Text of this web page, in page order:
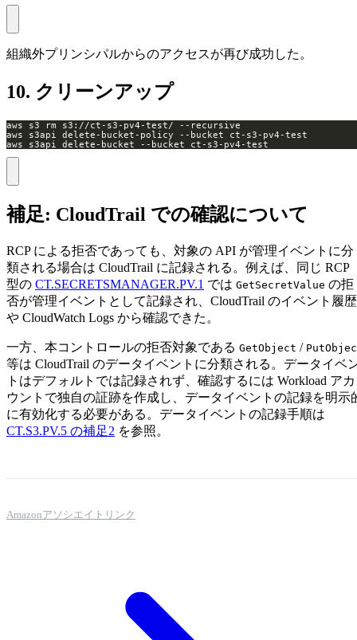
組織外プリンシパルからのアクセスが再び成功した。
10. クリーンアップ
aws s3api delete-bucket --bucket ct-s3-pv4-test
補足: CloudTrail での確認について
RCP による拒否であっても、対象の API が管理イベントに分
類される場合は CloudTrail に記録される。例えば、同じ RCP
型の CT.SECRETSMANAGER.PV.1 では GetSecretValue の拒
否が管理イベントとして記録され、CloudTrail のイベント履歴
や CloudWatch Logs から確認できた。
一方、本コントロールの拒否対象である GetObject /
等は CloudTrail のデータイベントに分類される。データイベ
トはデフォルトでは記録されず、確認するには Workload アカ
ウントで独自の証跡を作成し、データイベントの記録を明示
に有効化する必要がある。データイベントの記録手順は
CT.S3.PV.5 の補足2 を参照。
Amazonアソシエイトリンク